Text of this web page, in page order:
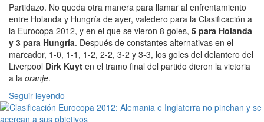
Partidazo. No queda otra manera para llamar al enfrentamiento
entre Holanda y Hungría de ayer, valedero para la Clasificación a
la Eurocopa 2012, y en el que se vieron 8 goles, 5 para Holanda
y 3 para Hungría. Después de constantes alternativas en el
marcador, 1-0, 1-1, 1-2, 2-2, 3-2 y 3-3, los goles del delantero del
Liverpool Dirk Kuyt en el tramo final del partido dieron la victoria
a la oranje.
Seguir leyendo